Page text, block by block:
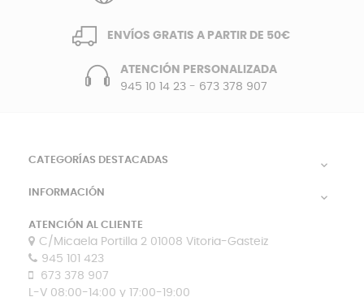
ENVÍOS GRATIS A PARTIR DE 50€
ATENCIÓN PERSONALIZADA
945 10 14 23- 673 378 907
CATEGORÍAS DESTACADAS 
INFORMACIÓN 
ATENCIÓN AL CLIENTE
C/Micaela Portilla 2 01008 Vitoria-Gasteiz
945 101 423
673 378 907
L-V 08:00-14:00 y 17:00-19:00